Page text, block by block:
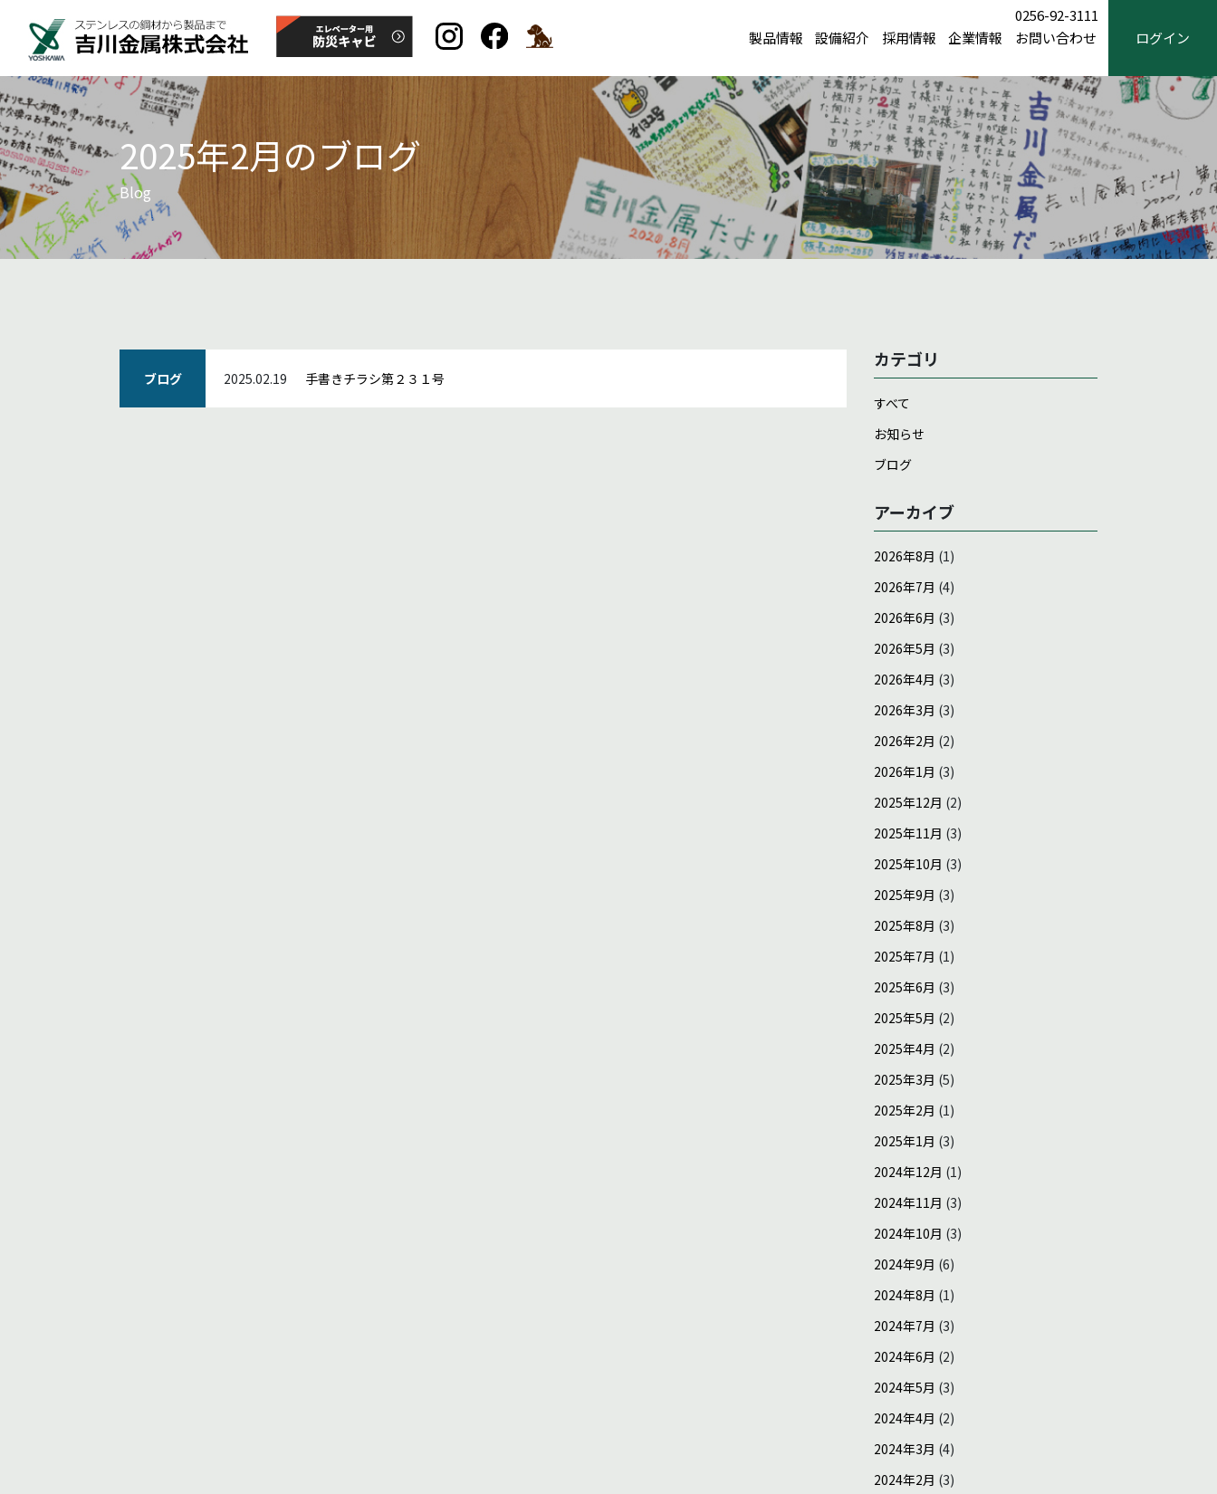
製品情報 設備紹介 採用情報 企業情報
0256-92-3111
お問い合わせ
ログイン
2025年2月のブログ
Blog
ブログ 2025.02.19 手書きチラシ第２３１号
カテゴリ
すべて
お知らせ
ブログ
アーカイブ
2026年8月 (1)
2026年7月 (4)
2026年6月 (3)
2026年5月 (3)
2026年4月 (3)
2026年3月 (3)
2026年2月 (2)
2026年1月 (3)
2025年12月 (2)
2025年11月 (3)
2025年10月 (3)
2025年9月 (3)
2025年8月 (3)
2025年7月 (1)
2025年6月 (3)
2025年5月 (2)
2025年4月 (2)
2025年3月 (5)
2025年2月 (1)
2025年1月 (3)
2024年12月 (1)
2024年11月 (3)
2024年10月 (3)
2024年9月 (6)
2024年8月 (1)
2024年7月 (3)
2024年6月 (2)
2024年5月 (3)
2024年4月 (2)
2024年3月 (4)
2024年2月 (3)